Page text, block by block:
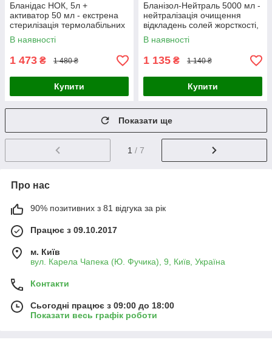
Бланідас НОК, 5л +
активатор 50 мл - екстрена
стерилізація термолабільних
інструментів, Blanidas
В наявності
1 473 ₴ 1 480 ₴
Купити
Бланізол-Нейтраль 5000 мл -
нейтралізація очищення
відкладень солей жорсткості,
Lysoform
В наявності
1 135 ₴ 1 140 ₴
Купити
Показати ще
1 / 7
Про нас
90% позитивних з 81 відгука за рік
Працює з 09.10.2017
м. Київ
вул. Карела Чапека (Ю. Фучика), 9, Київ, Україна
Контакти
Сьогодні працює з 09:00 до 18:00
Показати весь графік роботи